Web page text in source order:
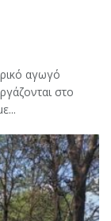
αγωγό
στο